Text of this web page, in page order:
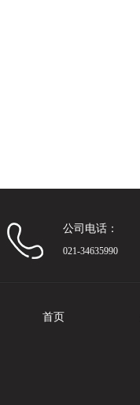
公司电话：
021-34635990
首页